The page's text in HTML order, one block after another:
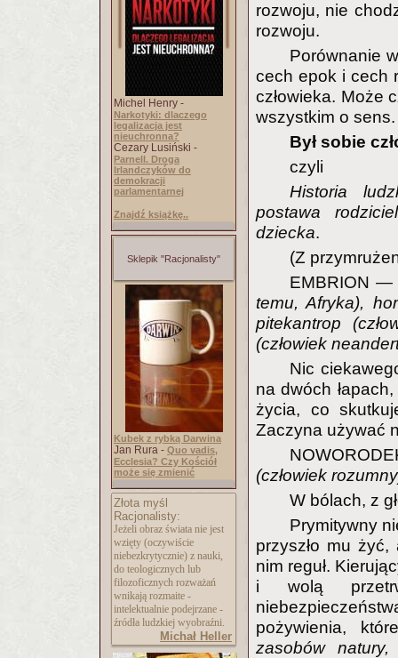
Michel Henry -
Narkotyki: dlaczego
legalizacja jest
nieuchronna?
Cezary Lusiński -
Parnell. Droga
Irlandczyków do
demokracji
parlamentarnej
Znajdź książkę..
Sklepik "Racjonalisty"
Kubek z rybką Darwina
Jan Rura - Quo vadis,
Ecclesia? Czy Kościół
może się zmienić
Złota myśl
Racjonalisty:
Jeżeli obraz świata nie jest
wzięty (oczywiście
niebezkrytycznie) z nauki,
do teologicznych lub
filozoficznych rozważań
wnikają rozmaite -
intelektualnie podejrzane -
źródła ludzkiej wyobraźni.
Michał Heller
rozwoju, nie
rozwoju.
Porównanie
cech epok i cech
człowieka. Może
wszystkim o sens.
Był sobie
czyli
Historia
postawa
dziecka.
(Z
EMBRION
temu, Afryka),
pitekantrop
(człowiek
Nic
na dwóch
życia, co
Zaczyna używać
(człowiek
W bólach, z
Prymitywny
przyszło mu
nim reguł.
i wolą
pożywienia,
zasobów